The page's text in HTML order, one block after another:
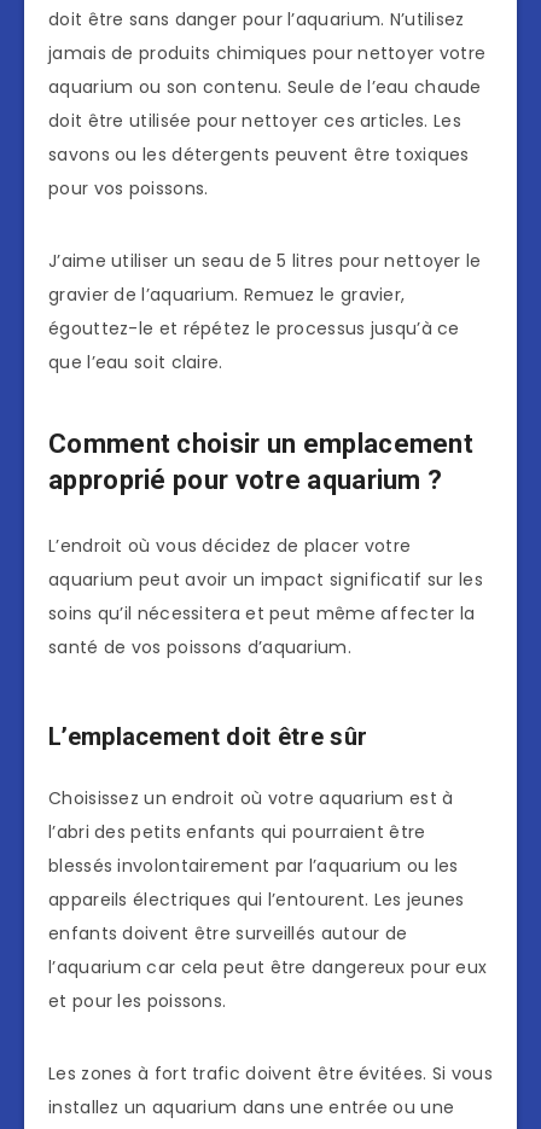
doit être sans danger pour l’aquarium. N’utilisez
jamais de produits chimiques pour nettoyer votre
aquarium ou son contenu. Seule de l’eau chaude
doit être utilisée pour nettoyer ces articles. Les
savons ou les détergents peuvent être toxiques
pour vos poissons.
J’aime utiliser un seau de 5 litres pour nettoyer le
gravier de l’aquarium. Remuez le gravier,
égouttez-le et répétez le processus jusqu’à ce
que l’eau soit claire.
Comment choisir un emplacement
approprié pour votre aquarium ?
L’endroit où vous décidez de placer votre
aquarium peut avoir un impact significatif sur les
soins qu’il nécessitera et peut même affecter la
santé de vos poissons d’aquarium.
L’emplacement doit être sûr
Choisissez un endroit où votre aquarium est à
l’abri des petits enfants qui pourraient être
blessés involontairement par l’aquarium ou les
appareils électriques qui l’entourent. Les jeunes
enfants doivent être surveillés autour de
l’aquarium car cela peut être dangereux pour eux
et pour les poissons.
Les zones à fort trafic doivent être évitées. Si vous
installez un aquarium dans une entrée ou une